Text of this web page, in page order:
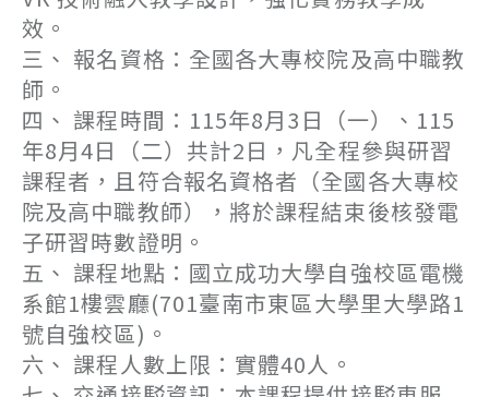
效。
三、 報名資格：全國各大專校院及高中職教
師。
四、 課程時間：115年8月3日（一）、115
年8月4日（二）共計2日，凡全程參與研習
課程者，且符合報名資格者（全國各大專校
院及高中職教師），將於課程結束後核發電
子研習時數證明。
五、 課程地點：國立成功大學自強校區電機
系館1樓雲廳(701臺南市東區大學里大學路1
號自強校區)。
六、 課程人數上限：實體40人。